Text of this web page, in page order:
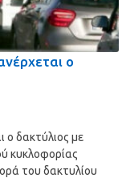
ο
ο δακτύλιος με
κυκλοφορίας
του δακτυλίου